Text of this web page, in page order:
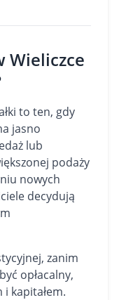
Wieliczce
to ten, gdy
jasno
lub
podaży
nowych
decydują
zanim
opłacalny,
kapitałem.